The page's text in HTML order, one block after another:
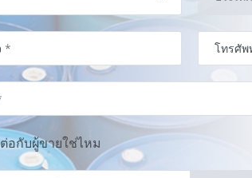
อกับผู้ขายใช่ไหม